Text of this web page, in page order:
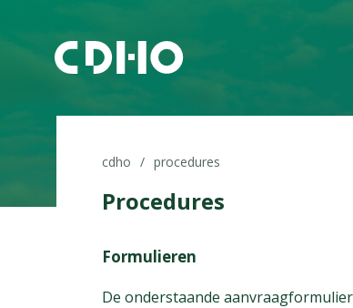
cdho procedures
Procedures
Formulieren
De onderstaande